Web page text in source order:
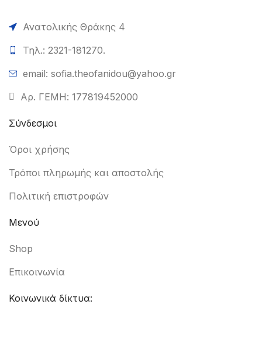
Ανατολικής Θράκης 4
Τηλ.: 2321-181270.
email: sofia.theofanidou@yahoo.gr
Αρ. ΓΕΜΗ: 177819452000
Σύνδεσμοι
Όροι χρήσης
Τρόποι πληρωμής και αποστολής
Πολιτική επιστροφών
Μενού
Shop
Επικοινωνία
Κοινωνικά δίκτυα: